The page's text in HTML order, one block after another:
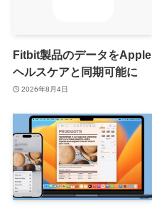
Fitbit製品のデータをApple
ヘルスケアと同期可能に
2026年8月4日